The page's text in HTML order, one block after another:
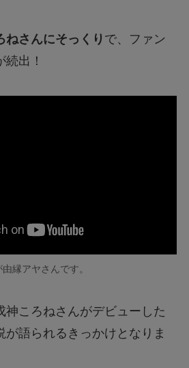
ねさんにそっくり で、ファン
出！
由縁アヤさんです。
神ころねさんがデビューした
が語られるきっかけとなりま